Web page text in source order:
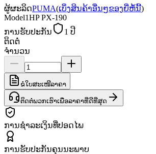
ຜູ້ຜະລິດPUMA(ເບິ່ງສິນຄ້າອື່ນໆຂອງຍີ່ຫໍ້ນີ້)
Model1HP PX-190
ການຮັບປະກັນ
1 ປີ
ຕິດຕໍ່
ຈຳນວນ
ຂໍໃບສະເໜີລາຄາ
ຕິດຕໍ່ພວກເຮົາເພື່ອລາຄາທີ່ດີທີ່ສຸດ
ການຊຳລະເງິນທີ່ປອດໄພ
ການຮັບປະກັນຄຸນນະພາບ